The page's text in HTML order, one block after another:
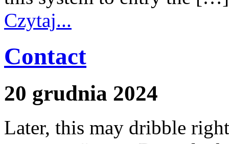
Czytaj...
Contact
20 grudnia 2024
Later, this may dribble